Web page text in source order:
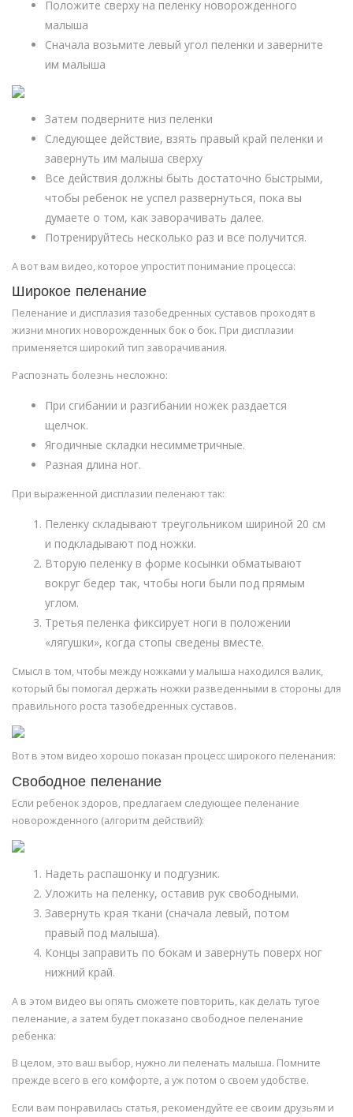
Положите сверху на пеленку новорожденного
малыша
Сначала возьмите левый угол пеленки и заверните
им малыша
Затем подверните низ пеленки
Следующее действие, взять правый край пеленки и
завернуть им малыша сверху
Все действия должны быть достаточно быстрыми,
чтобы ребенок не успел развернуться, пока вы
думаете о том, как заворачивать далее.
Потренируйтесь несколько раз и все получится.
А вот вам видео, которое упростит понимание процесса:
Широкое пеленание
Пеленание и дисплазия тазобедренных суставов проходят в
жизни многих новорожденных бок о бок. При дисплазии
применяется широкий тип заворачивания.
Распознать болезнь несложно:
При сгибании и разгибании ножек раздается
щелчок.
Ягодичные складки несимметричные.
Разная длина ног.
При выраженной дисплазии пеленают так:
Пеленку складывают треугольником шириной 20 см
и подкладывают под ножки.
Вторую пеленку в форме косынки обматывают
вокруг бедер так, чтобы ноги были под прямым
углом.
Третья пеленка фиксирует ноги в положении
«лягушки», когда стопы сведены вместе.
Смысл в том, чтобы между ножками у малыша находился валик,
который бы помогал держать ножки разведенными в стороны для
правильного роста тазобедренных суставов.
Вот в этом видео хорошо показан процесс широкого пеленания:
Свободное пеленание
Если ребенок здоров, предлагаем следующее пеленание
новорожденного (алгоритм действий):
Надеть распашонку и подгузник.
Уложить на пеленку, оставив рук свободными.
Завернуть края ткани (сначала левый, потом
правый под малыша).
Концы заправить по бокам и завернуть поверх ног
нижний край.
А в этом видео вы опять сможете повторить, как делать тугое
пеленание, а затем будет показано свободное пеленание
ребенка:
В целом, это ваш выбор, нужно ли пеленать малыша. Помните
прежде всего в его комфорте, а уж потом о своем удобстве.
Если вам понравилась статья, рекомендуйте ее своим друзьям и